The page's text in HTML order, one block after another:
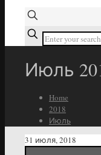
Июль
Home
2018
Июль
31 июля, 2018